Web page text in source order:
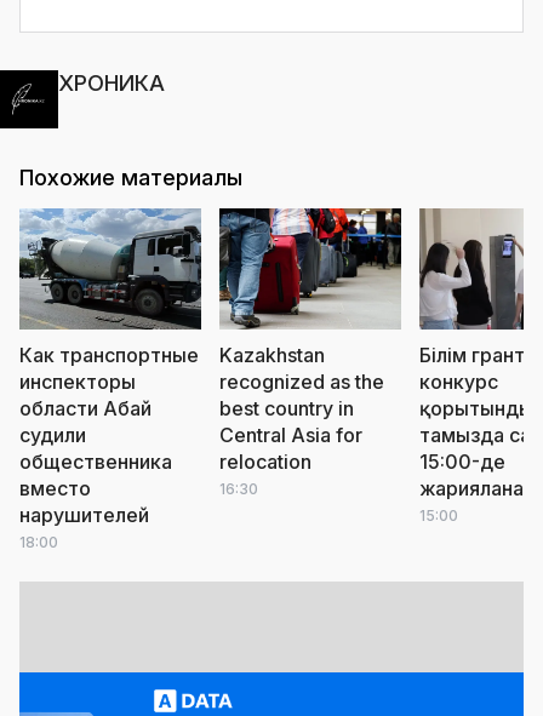
ХРОНИКА
Похожие материалы
Как транспортные
инспекторы
области Абай
судили
общественника
вместо
нарушителей
18:00
Kazakhstan
recognized as the
best country in
Central Asia for
relocation
16:30
Білім
конкурс
тамызда
15:00-де
15:00